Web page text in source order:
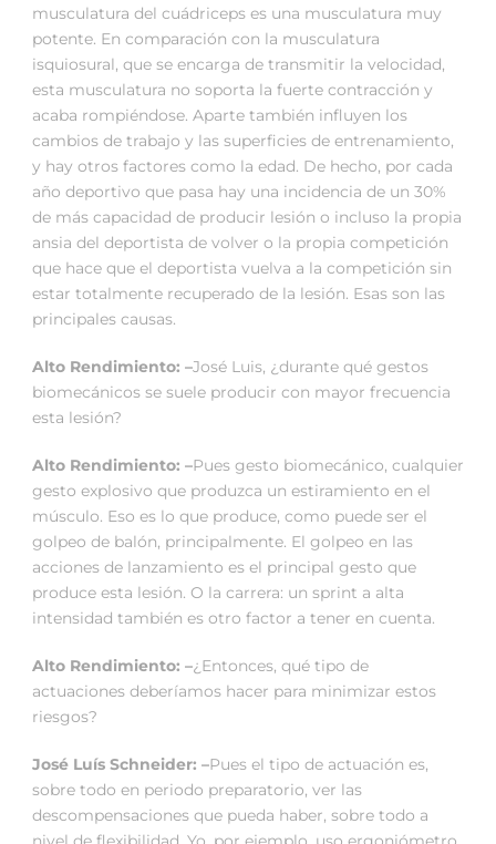
musculatura del cuádriceps es una musculatura muy
potente. En comparación con la musculatura
isquiosural, que se encarga de transmitir la velocidad,
esta musculatura no soporta la fuerte contracción y
acaba rompiéndose. Aparte también influyen los
cambios de trabajo y las superficies de entrenamiento,
y hay otros factores como la edad. De hecho, por cada
año deportivo que pasa hay una incidencia de un 30%
de más capacidad de producir lesión o incluso la propia
ansia del deportista de volver o la propia competición
que hace que el deportista vuelva a la competición sin
estar totalmente recuperado de la lesión. Esas son las
principales causas.
Alto Rendimiento: –José Luis, ¿durante qué gestos
biomecánicos se suele producir con mayor frecuencia
esta lesión?
Alto Rendimiento: –Pues gesto biomecánico, cualquier
gesto explosivo que produzca un estiramiento en el
músculo. Eso es lo que produce, como puede ser el
golpeo de balón, principalmente. El golpeo en las
acciones de lanzamiento es el principal gesto que
produce esta lesión. O la carrera: un sprint a alta
intensidad también es otro factor a tener en cuenta.
Alto Rendimiento: –¿Entonces, qué tipo de
actuaciones deberíamos hacer para minimizar estos
riesgos?
José Luís Schneider: –Pues el tipo de actuación es,
sobre todo en periodo preparatorio, ver las
descompensaciones que pueda haber, sobre todo a